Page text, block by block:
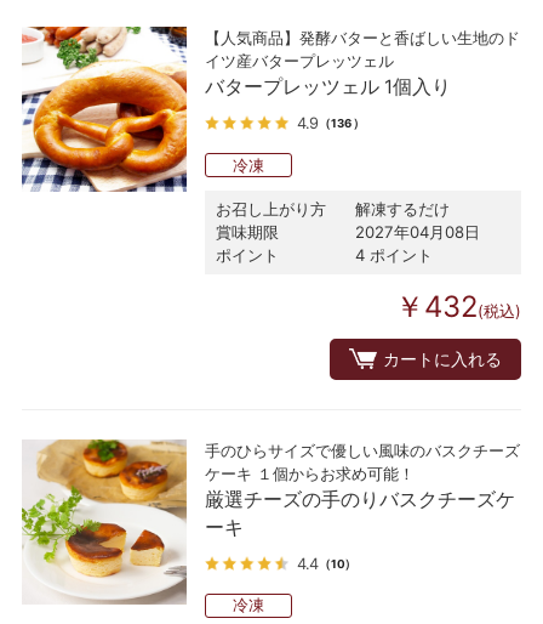
【人気商品】発酵バターと香ばしい生地のド
イツ産バタープレッツェル
バタープレッツェル 1個入り
4.9 （136）
冷凍
お召し上がり方
解凍するだけ
賞味期限
2027年04月08日
ポイント
4 ポイント
￥432(税込)
カートに入れる
手のひらサイズで優しい風味のバスクチーズ
ケーキ １個からお求め可能！
厳選チーズの手のりバスクチーズケ
ーキ
4.4 （10）
冷凍